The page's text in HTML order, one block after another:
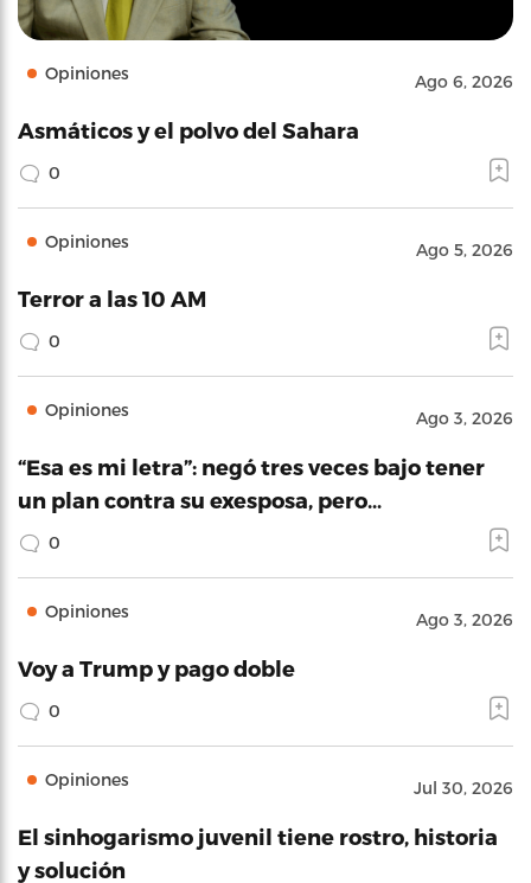
Opiniones Ago 6, 2026
Asmáticos y el polvo del Sahara
0
Opiniones Ago 5, 2026
Terror a las 10 AM
0
Opiniones Ago 3, 2026
“Esa es mi letra”: negó tres veces bajo tener
un plan contra su exesposa, pero…
0
Opiniones Ago 3, 2026
Voy a Trump y pago doble
0
Opiniones Jul 30, 2026
El sinhogarismo juvenil tiene rostro, historia
y solución